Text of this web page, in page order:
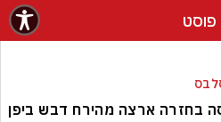
פוסט
בחזרה ארצה מהירח דבש ביפן